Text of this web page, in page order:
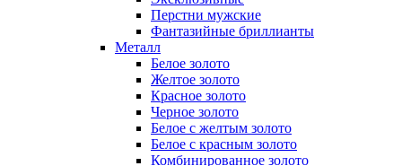
Перстни мужские
Фантазийные бриллианты
Металл
Белое золото
Желтое золото
Красное золото
Черное золото
Белое с желтым золото
Белое с красным золото
Комбинированное золото